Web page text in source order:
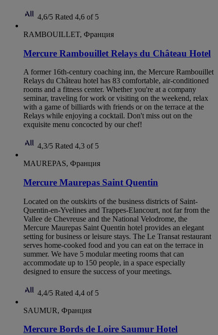
4,6/5 Rated 4,6 of 5
RAMBOUILLET, Франция
Mercure Rambouillet Relays du Château Hotel
A former 16th-century coaching inn, the Mercure Rambouillet
Relays du Château hotel has 83 comfortable, air-conditioned
rooms and a fitness center. Whether you're at a company
seminar, traveling for work or visiting on the weekend, relax
with a game of billiards with friends or on the terrace at the
Relays while enjoying a cocktail. Don't miss out on the
exquisite menu concocted by our chef!
4,3/5 Rated 4,3 of 5
MAUREPAS, Франция
Mercure Maurepas Saint Quentin
Located on the outskirts of the business districts of Saint-
Quentin-en-Yvelines and Trappes-Elancourt, not far from the
Vallee de Chevreuse and the National Velodrome, the
Mercure Maurepas Saint Quentin hotel provides an elegant
setting for business or leisure stays. The Le Transat restaurant
serves home-cooked food and you can eat on the terrace in
summer. We have 5 modular meeting rooms that can
accommodate up to 150 people, in a space especially
designed to ensure the success of your meetings.
4,4/5 Rated 4,4 of 5
SAUMUR, Франция
Mercure Bords de Loire Saumur Hotel